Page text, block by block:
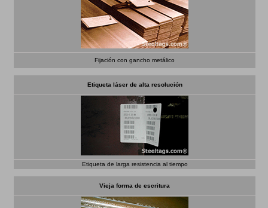
Fijación con gancho metálico
Etiqueta láser de alta resolución
Etiqueta de larga resistencia al tiempo
Vieja forma de escritura